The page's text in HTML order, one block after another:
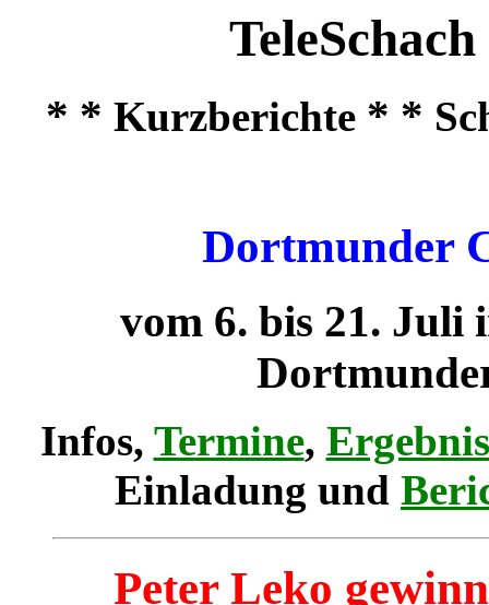
* * Kurzberichte* *
Dortmunder
vom 6. bis 21. Juli
Infos, Termine,
Einladung und
Peter Leko